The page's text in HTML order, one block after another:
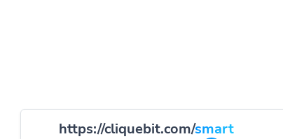
https://cliquebit.com/smart